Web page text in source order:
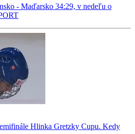
- Maďarsko 34:29, v nedeľu o
Hlinka Gretzky Cupu. Kedy